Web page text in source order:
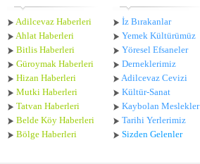
Adilcevaz Haberleri
Ahlat Haberleri
Bitlis Haberleri
Güroymak Haberleri
Hizan Haberleri
Mutki Haberleri
Tatvan Haberleri
Belde Köy Haberleri
Bölge Haberleri
İz Bırakanlar
Yemek Kültürümüz
Yöresel Efsaneler
Derneklerimiz
Adilcevaz Cevizi
Kültür-Sanat
Kaybolan Meslekler
Tarihi Yerlerimiz
Sizden Gelenler